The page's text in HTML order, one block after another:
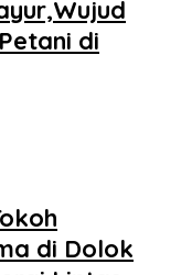
di
di Dolok